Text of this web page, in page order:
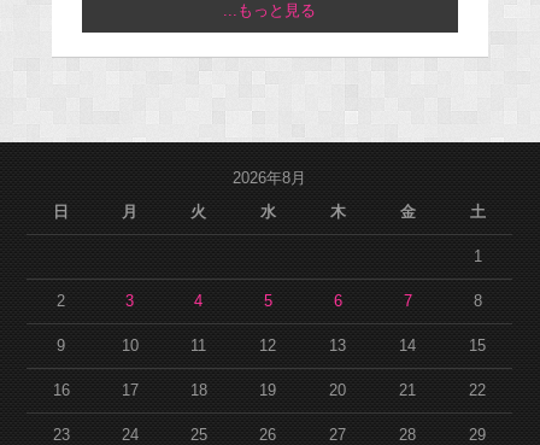
...もっと見る
2026年8月
日
月 火 水 木 金 土
1
2 3 4 5 6 7 8
9 10 11 12 13 14 15
16 17 18 19 20 21 22
23 24 25 26 27 28 29